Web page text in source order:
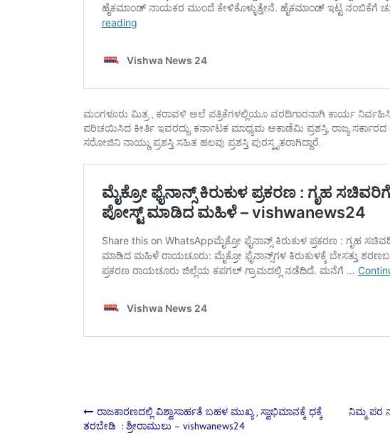
ಮಂಗಳೂರು ಮಿತ್ರ , ಕರಾವಳಿ ಅಲೆ ಪತ್ರಿಕೆಗಳಲ್ಲಿಯೂ ವರದಿಗಾರನಾಗಿ ಕಾರ್ಯ
ಪರಿಚಯಿಸಿದ ಕೀರ್ತಿ ಇವರದ್ದು. ಕರ್ನಾಟಕ ಮಾಧ್ಯಮ ಅಕಾಡೆಮಿ ಪ್ರಶಸ್ತಿ, ರಾಜ್ಯ ಸರ್ಕಾರದ
ಸರೋಜಿನಿ ನಾಯ್ಡು ಪ್ರಶಸ್ತಿ ಸಹಿತ ಹಲವು ಪ್ರಶಸ್ತಿ ಪುರಸ್ಕೃತರಾಗಿದ್ದಾರೆ.
Post
ರಾಜಕಾರಣದಲ್ಲಿ ವಿಶ್ವಾಸಾರ್ಹತೆ ಬಹಳ ಮುಖ್ಯ , ಸ್ವಾಭಿಮಾನಕ್ಕೆ ಧಕ್ಕೆ
ತರಬೇಡಿ : ಶ್ರೀರಾಮುಲು – vishwanews24
ನಿಮ್ಮ ಪರ